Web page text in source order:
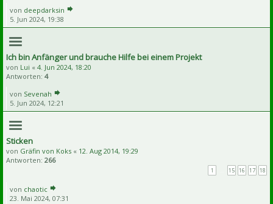
von deepdarksin
5. Jun 2024, 19:38
Ich bin Anfänger und brauche Hilfe bei einem Projekt
von Lui « 4. Jun 2024, 18:20
Antworten: 4
von Sevenah
5. Jun 2024, 12:21
Sticken
von Gräfin von Koks « 12. Aug 2014, 19:29
Antworten: 266
1 15 16 17 18
von chaotic
23. Mai 2024, 07:31